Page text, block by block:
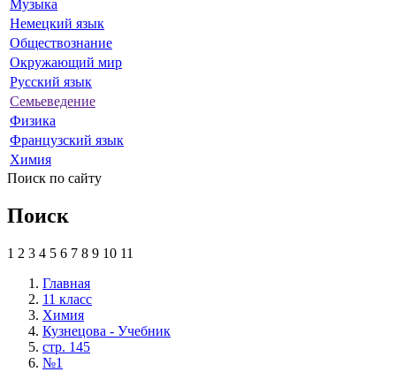
Музыка
Немецкий язык
Обществознание
Окружающий мир
Русский язык
Семьеведение
Физика
Французский язык
Химия
Поиск по сайту
Поиск
1 2 3 4 5 6 7 8 9 10 11
Главная
11 класс
Химия
Кузнецова - Учебник
стр. 145
№1